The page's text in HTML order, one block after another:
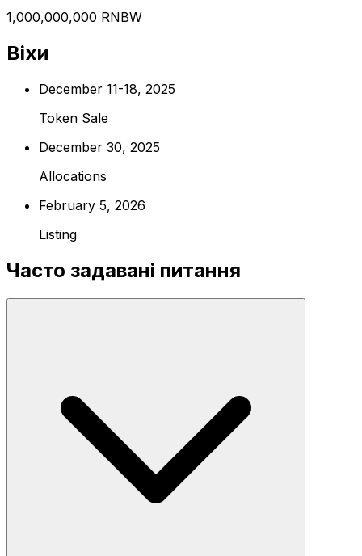
1,000,000,000 RNBW
Віхи
December 11-18, 2025
Token Sale
December 30, 2025
Allocations
February 5, 2026
Listing
Часто задавані питання